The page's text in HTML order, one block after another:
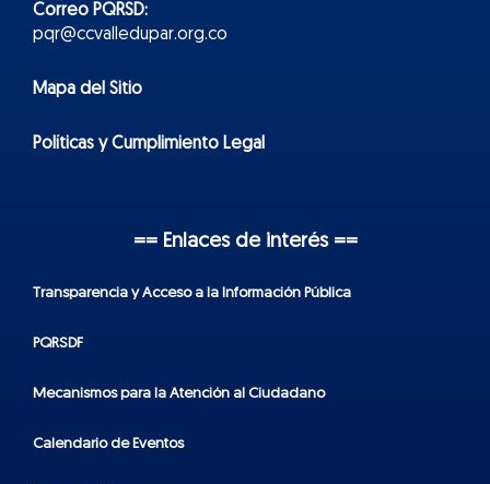
Correo PQRSD:
pqr@ccvalledupar.org.co
Mapa del Sitio
Políticas y Cumplimiento Legal
== Enlaces de interés ==
Transparencia y Acceso a la Información Pública
PQRSDF
Mecanismos para la Atención al Ciudadano
Calendario de Eventos